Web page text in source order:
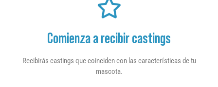
Comienza a recibir castings
Recibirás castings que coinciden con las características de tu
mascota.